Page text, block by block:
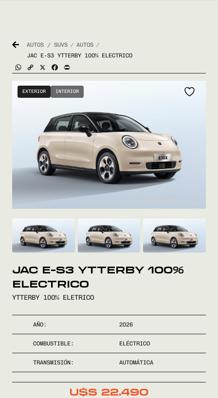
COMPRÁ
VENDÉ
FINANCIÁ
NOSOTROS
CONTACTO
AUTOS / SUVS / AUTOS /
JAC E-S3 YTTERBY 100% ELECTRICO
WhatsApp
Copy
Link
Facebook
EXTERIOR INTERIOR
JAC E-S3 YTTERBY 100%
ELECTRICO
YTTERBY 100% ELETRICO
AÑO: 2026
COMBUSTIBLE: ELÉCTRICO
TRANSMISIÓN: AUTOMÁTICA
U$S 22.490